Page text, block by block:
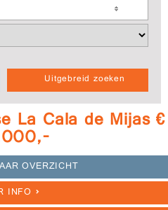
Uitgebreid zoeken
La Cala de Mijas €
OVERZICHT
INFO